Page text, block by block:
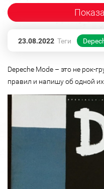
23.08.2022 Теги
Depeche Mode – это не рок-
правил и напишу об одной